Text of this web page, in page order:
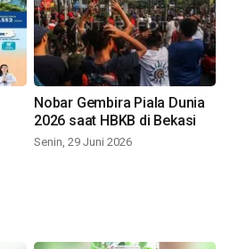
Nobar Gembira Piala Dunia
2026 saat HBKB di Bekasi
Senin, 29 Juni 2026